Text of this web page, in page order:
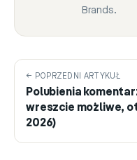
Brands.
← POPRZEDNI ARTYKUŁ
Polubienia
wreszcie możliwe,
2026)